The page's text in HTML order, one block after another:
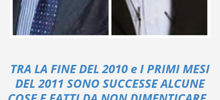
TRA LA FINE DEL 2010 e I PRIMI MESI
DEL 2011 SONO SUCCESSE ALCUNE